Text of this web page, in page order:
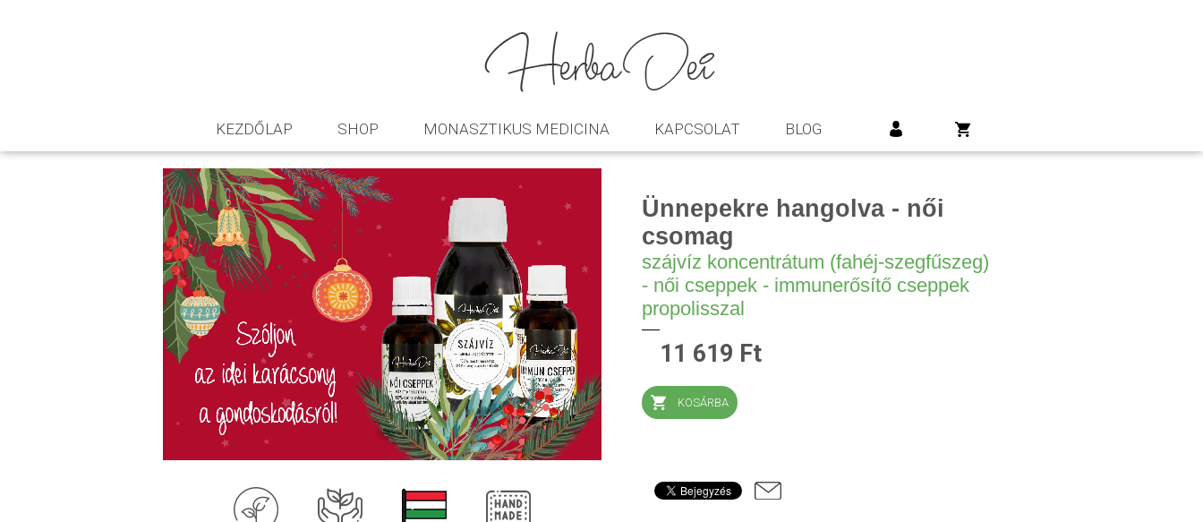
KEZDŐLAP SHOP MONASZTIKUS MEDICINA KAPCSOLAT BLOG
Ünnepekre hangolva - női
csomag
szájvíz koncentrátum (fahéj-szegfűszeg)
- női cseppek - immunerősítő cseppek
propolisszal
11 619 Ft
KOSÁRBA